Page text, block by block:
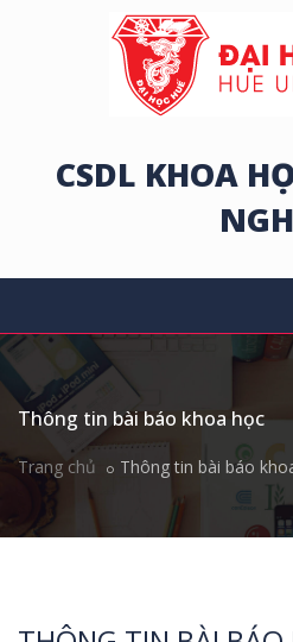
CSDL KHOA
Thông tin bài báo khoa học
Trang chủ Thông tin bài báo